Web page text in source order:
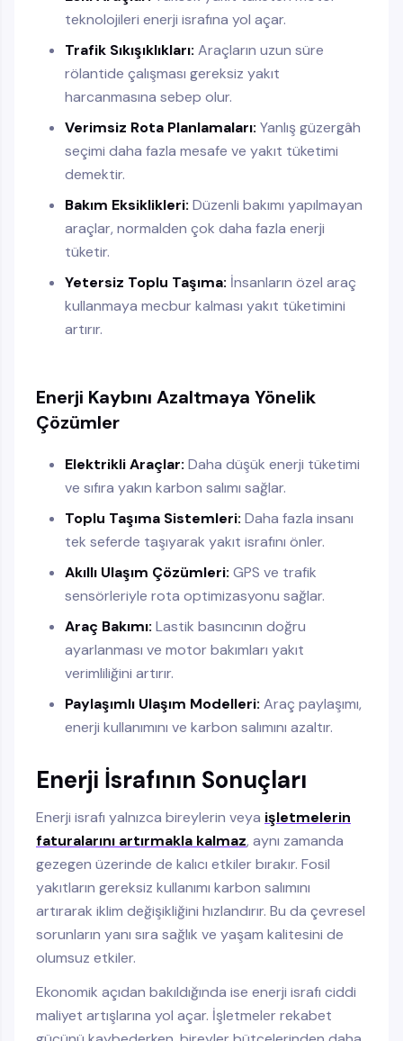
teknolojileri enerji israfına yol açar.
Trafik Sıkışıklıkları: Araçların uzun süre
rölantide çalışması gereksiz yakıt
harcanmasına sebep olur.
Verimsiz Rota Planlamaları: Yanlış güzergâh
seçimi daha fazla mesafe ve yakıt tüketimi
demektir.
Bakım Eksiklikleri: Düzenli bakımı yapılmayan
araçlar, normalden çok daha fazla enerji
tüketir.
Yetersiz Toplu Taşıma: İnsanların özel araç
kullanmaya mecbur kalması yakıt tüketimini
artırır.
Enerji Kaybını Azaltmaya Yönelik
Çözümler
Elektrikli Araçlar: Daha düşük enerji tüketimi
ve sıfıra yakın karbon salımı sağlar.
Toplu Taşıma Sistemleri: Daha fazla insanı
tek seferde taşıyarak yakıt israfını önler.
Akıllı Ulaşım Çözümleri: GPS ve trafik
sensörleriyle rota optimizasyonu sağlar.
Araç Bakımı: Lastik basıncının doğru
ayarlanması ve motor bakımları yakıt
verimliliğini artırır.
Paylaşımlı Ulaşım Modelleri: Araç paylaşımı,
enerji kullanımını ve karbon salımını azaltır.
Enerji İsrafının Sonuçları
Enerji israfı yalnızca bireylerin veya işletmelerin
faturalarını artırmakla kalmaz, aynı zamanda
gezegen üzerinde de kalıcı etkiler bırakır. Fosil
yakıtların gereksiz kullanımı karbon salımını
artırarak iklim değişikliğini hızlandırır. Bu da çevresel
sorunların yanı sıra sağlık ve yaşam kalitesini de
olumsuz etkiler.
Ekonomik açıdan bakıldığında ise enerji israfı ciddi
maliyet artışlarına yol açar. İşletmeler rekabet